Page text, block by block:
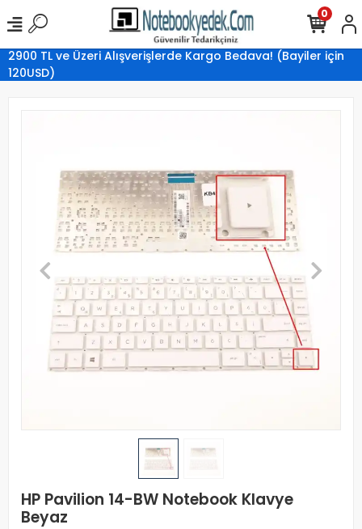
2900 TL ve Üzeri Alışverişlerde Kargo Bedava! (Bayiler için
120USD)
0
HP Pavilion 14-BW Notebook Klavye
Beyaz